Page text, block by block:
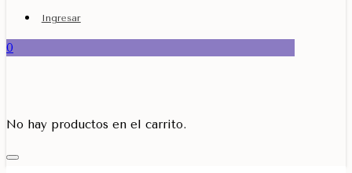
Ingresar
0
No hay productos en el carrito.